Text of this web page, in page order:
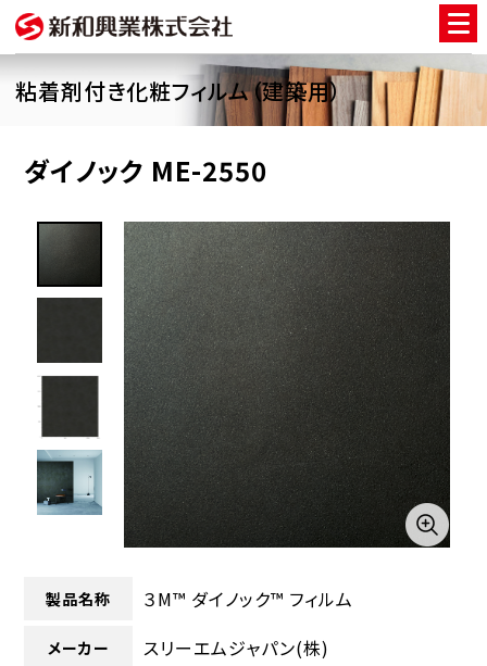
粘着剤付き化粧フィルム（建築用）
ダイノック ME-2550
製品名称 ３M™ ダイノック™ フィルム
メーカー スリーエムジャパン(株)